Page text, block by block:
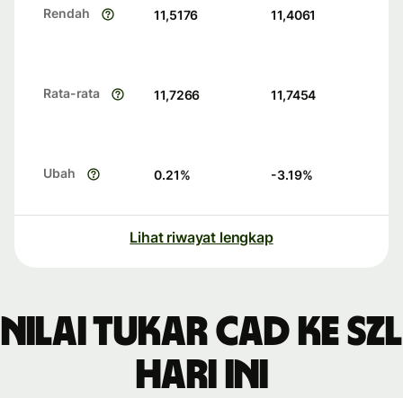
Rendah 11,5176 11,4061
Rata-rata 11,7266 11,7454
Ubah 0.21% -3.19%
Lihat riwayat lengkap
Nilai tukar CAD ke SZL
hari ini